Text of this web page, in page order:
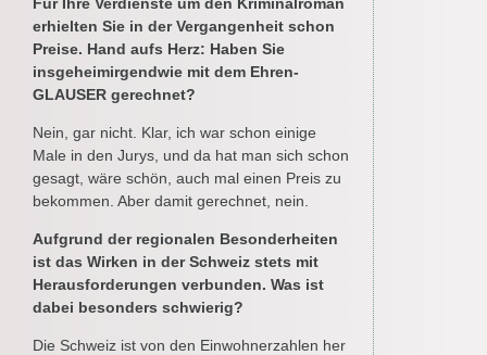
erhielten Sie in der Vergangenheit schon
Preise. Hand aufs Herz: Haben Sie
insgeheimirgendwie mit dem Ehren-
GLAUSER gerechnet?
Nein, gar nicht. Klar, ich war schon einige
Male in den Jurys, und da hat man sich schon
gesagt, wäre schön, auch mal einen Preis zu
bekommen. Aber damit gerechnet, nein.
Aufgrund der regionalen Besonderheiten
ist das Wirken in der Schweiz stets mit
Herausforderungen verbunden. Was ist
dabei besonders schwierig?
Die Schweiz ist von den Einwohnerzahlen her